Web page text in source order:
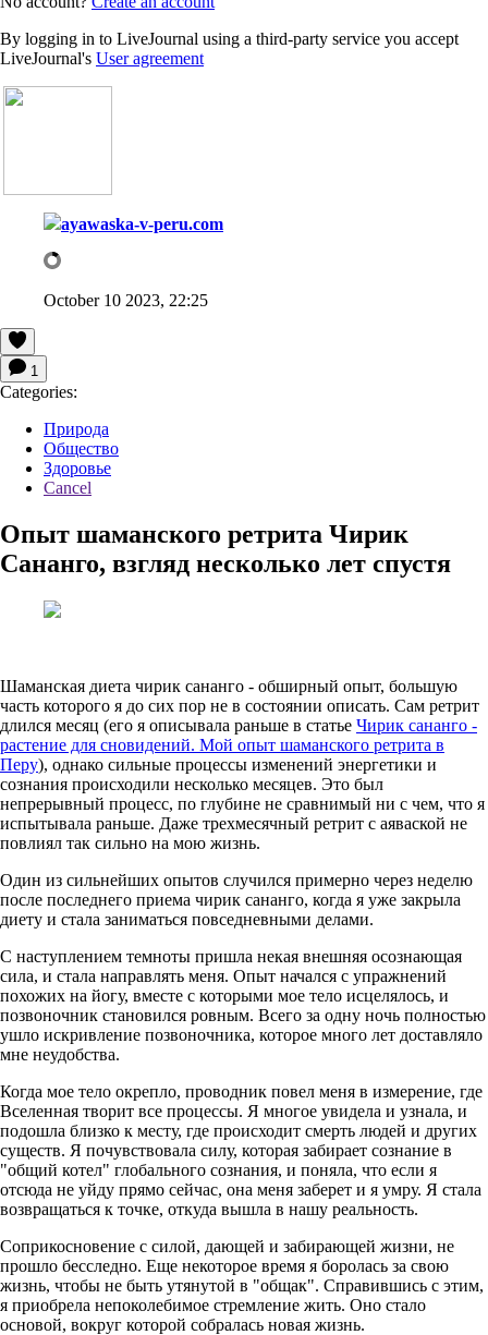
By logging in to LiveJournal using a third-party service you accept
LiveJournal's User agreement
ayawaska-v-peru.com
October 10 2023, 22:25
1
Categories:
Природа
Общество
Здоровье
Cancel
Опыт шаманского ретрита Чирик
Сананго, взгляд несколько лет спустя
Шаманская диета чирик сананго - обширный опыт, большую
часть которого я до сих пор не в состоянии описать. Сам ретрит
длился месяц (его я описывала раньше в статье Чирик сананго -
растение для сновидений. Мой опыт шаманского ретрита в
Перу), однако сильные процессы изменений энергетики и
сознания происходили несколько месяцев. Это был
непрерывный процесс, по глубине не сравнимый ни с чем, что я
испытывала раньше. Даже трехмесячный ретрит с аяваской не
повлиял так сильно на мою жизнь.
Один из сильнейших опытов случился примерно через неделю
после последнего приема чирик сананго, когда я уже закрыла
диету и стала заниматься повседневными делами.
С наступлением темноты пришла некая внешняя осознающая
сила, и стала направлять меня. Опыт начался с упражнений
похожих на йогу, вместе с которыми мое тело исцелялось, и
позвоночник становился ровным. Всего за одну ночь полностью
ушло искривление позвоночника, которое много лет доставляло
мне неудобства.
Когда мое тело окрепло, проводник повел меня в измерение, где
Вселенная творит все процессы. Я многое увидела и узнала, и
подошла близко к месту, где происходит смерть людей и других
существ. Я почувствовала силу, которая забирает сознание в
"общий котел" глобального сознания, и поняла, что если я
отсюда не уйду прямо сейчас, она меня заберет и я умру. Я стала
возвращаться к точке, откуда вышла в нашу реальность.
Соприкосновение с силой, дающей и забирающей жизни, не
прошло бесследно. Еще некоторое время я боролась за свою
жизнь, чтобы не быть утянутой в "общак". Справившись с этим,
я приобрела непоколебимое стремление жить. Оно стало
основой, вокруг которой собралась новая жизнь.